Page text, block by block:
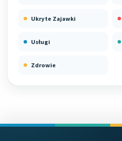
Ukryte Zajawki
Usługi
Zdrowie